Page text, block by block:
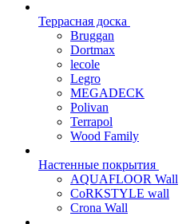
Террасная доска
Bruggan
Dortmax
lecole
Legro
MEGADECK
Polivan
Terrapol
Wood Family
Настенные покрытия
AQUAFLOOR Wall
CoRKSTYLE wall
Crona Wall